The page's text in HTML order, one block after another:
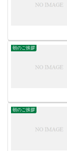
朝のご挨拶
朝のご挨拶